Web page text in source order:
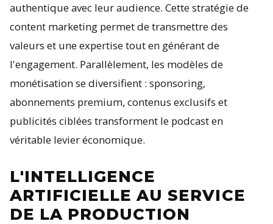
authentique avec leur audience. Cette stratégie de
content marketing permet de transmettre des
valeurs et une expertise tout en générant de
l'engagement. Parallèlement, les modèles de
monétisation se diversifient : sponsoring,
abonnements premium, contenus exclusifs et
publicités ciblées transforment le podcast en
véritable levier économique.
L'INTELLIGENCE
ARTIFICIELLE AU SERVICE
DE LA PRODUCTION